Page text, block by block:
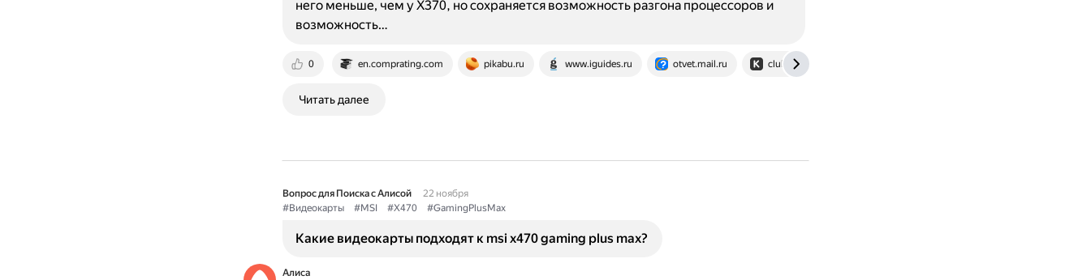
0 en.comprating.com pikabu.ru www.iguides.ru otvet.mail.ru club.dns-shop.ru
него меньше, чем у X370, но сохраняется возможность разгона процессоров и
возможность…
Читать далее
Вопрос для Поиска с Алисой
22 ноября
#Видеокарты
#MSI #X470 #GamingPlusMax
Какие видеокарты подходят к msi x470 gaming plus max?
Алиса